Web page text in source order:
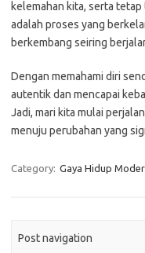
kelemahan kita, serta
adalah proses yang
berkembang seiring
Dengan memahami diri
autentik dan mencapai
Jadi, mari kita mulai
menuju perubahan yang
Category: Gaya Hidup
Post navigation